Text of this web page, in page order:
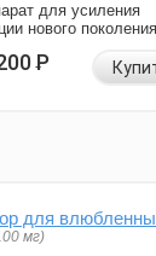
для усиления
нового
Р
для
мг)